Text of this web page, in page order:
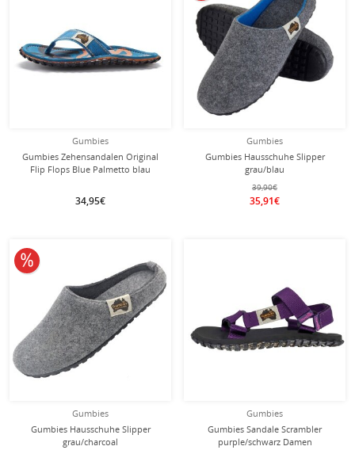
Gumbies
Gumbies Zehensandalen Original
Flip Flops Blue Palmetto blau
34,95€
Gumbies
Gumbies Hausschuhe Slipper
grau/blau
39,90€
35,91€
Gumbies
Gumbies Hausschuhe Slipper
grau/charcoal
10% reduziert
Gumbies
Gumbies Sandale Scrambler
purple/schwarz Damen